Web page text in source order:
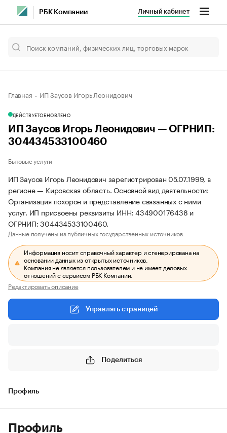
РБК Компании Личный кабинет
Главная ИП Заусов Игорь Леонидович
ДЕЙСТВУЕТОБНОВЛЕНО
ИП Заусов Игорь Леонидович — ОГРНИП:
304434533100460
Бытовые услуги
ИП Заусов Игорь Леонидович зарегистрирован 05.07.1999, в
регионе — Кировская область. Основной вид деятельности:
Организация похорон и представление связанных с ними
услуг. ИП присвоены реквизиты ИНН: 434900176438 и
ОГРНИП: 304434533100460.
Данные получены из публичных государственных источников.
Информация носит справочный характер и сгенерирована на
основании данных из открытых источников.
Компания не является пользователем и не имеет деловых
отношений с сервисом РБК Компании.
Редактировать описание
Управлять страницей
Поделиться
Профиль
Профиль